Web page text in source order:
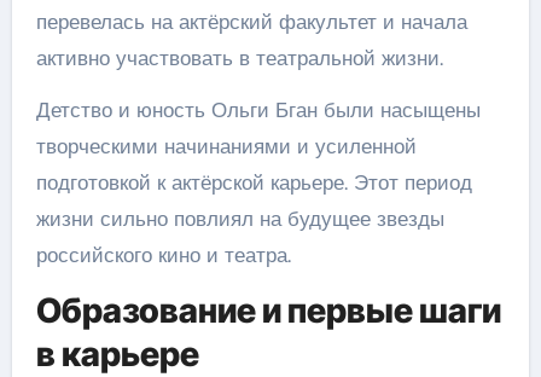
перевелась на актёрский факультет и начала
активно участвовать в театральной жизни.
Детство и юность Ольги Бган были насыщены
творческими начинаниями и усиленной
подготовкой к актёрской карьере. Этот период
жизни сильно повлиял на будущее звезды
российского кино и театра.
Образование и первые шаги
в карьере